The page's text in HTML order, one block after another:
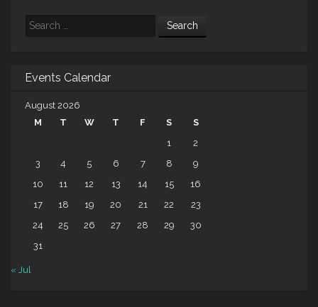
Search
Events Calendar
August 2026
M
T W T F S
S
1
2
3
4 5 6 7 8
9
10
11 12 13 14 15
16
17
18 19 20 21 22
23
24
25 26 27 28 29
30
31
« Jul